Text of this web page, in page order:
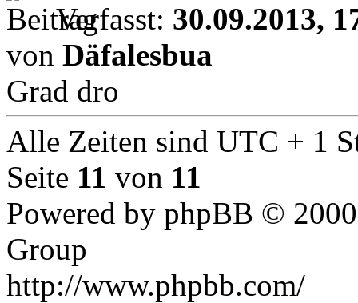
Verfasst: 30.09.2013,
von Däfalesbua
Grad dro
Alle Zeiten sind UTC + 1
Seite 11 von 11
Powered by phpBB ©
Group
http://www.phpbb.com/